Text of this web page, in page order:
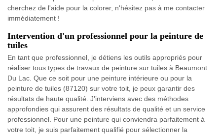
cherchez de l'aide pour la colorer, n'hésitez pas à me contacter
immédiatement !
Intervention d'un professionnel pour la peinture de
tuiles
En tant que professionnel, je détiens les outils appropriés pour
réaliser tous types de travaux de peinture sur tuiles à Beaumont
Du Lac. Que ce soit pour une peinture intérieure ou pour la
peinture de tuiles (87120) sur votre toit, je peux garantir des
résultats de haute qualité. J'interviens avec des méthodes
approfondies qui assurent des résultats de qualité et un service
professionnel. Pour une peinture qui conviendra parfaitement à
votre toit, je suis parfaitement qualifié pour sélectionner la